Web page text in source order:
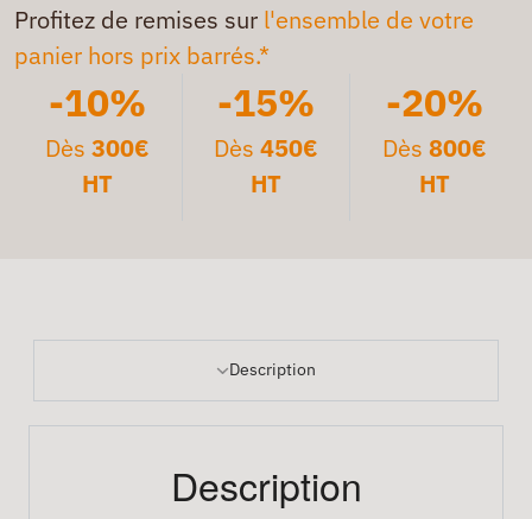
Profitez de remises sur l'ensemble de votre
panier hors prix barrés.*
-10%
Dès300€
HT
-15%
Dès 450€
HT
-20%
Dès 800€
HT
Description
Description